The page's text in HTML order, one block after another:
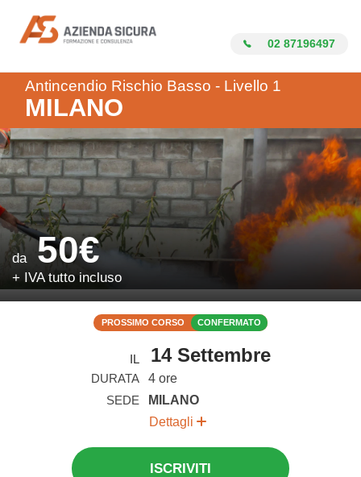
02 87196497
Azienda Sicura
Antincendio Rischio Basso - Livello 1
MILANO
da50€
+ IVA tutto incluso
PROSSIMO CORSO CONFERMATO
IL 14 Settembre
DURATA
4 ore
SEDE
MILANO
Dettagli
ISCRIVITI